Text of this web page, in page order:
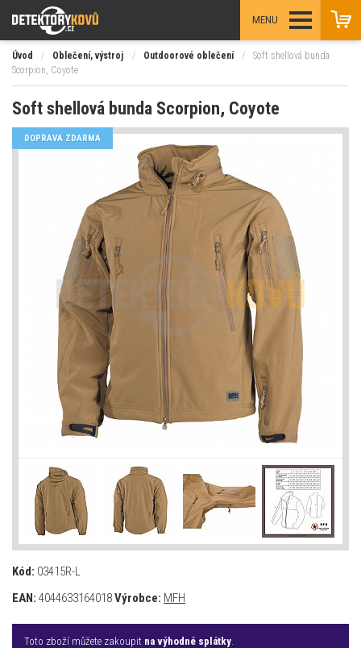
MENU
Úvod / Oblečení, výstroj / Outdoorové oblečení /
Soft shellová bunda
Scorpion, Coyote
Soft shellová bunda Scorpion, Coyote
DOPRAVA ZDARMA
Kód: 03415R-L
EAN: 4044633164018Výrobce: MFH
Toto zboží můžete zakoupit na výhodné splátky.